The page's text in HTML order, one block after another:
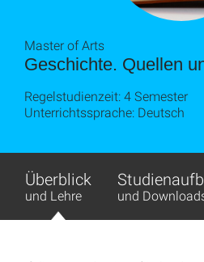
Geschichte. Quellen
Master of Arts
Regelstudienzeit: 4 Semester
Unterrichtssprache: Deutsch
Überblick
und Lehre und